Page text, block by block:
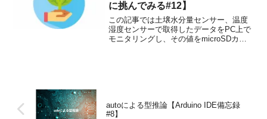
に挑んでみる#12】
この記事では土壌水分量センサー、温度
湿度センサーで取得したデータをPC上で
モニタリングし、その値をmicroSDカー
autoによる型推論【Arduino IDE備忘録
#8】